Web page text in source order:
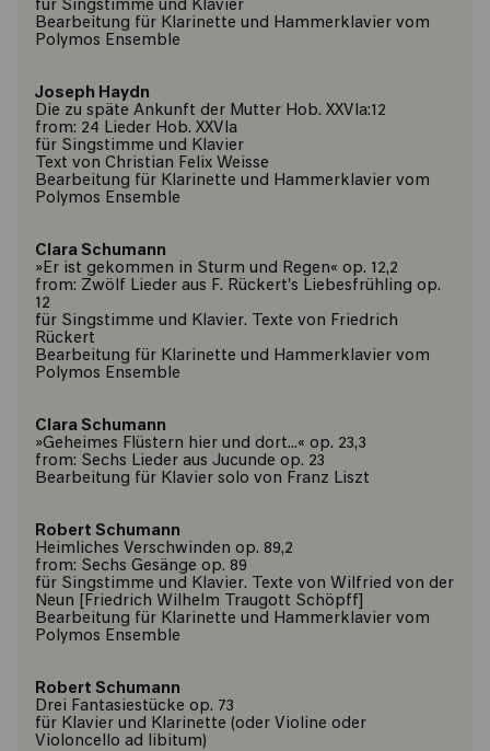
für Singstimme und Klavier
Bearbeitung für Klarinette und Hammerklavier vom
Polymos Ensemble
Joseph Haydn
Die zu späte Ankunft der Mutter Hob. XXVIa:12
from: 24 Lieder Hob. XXVIa
für Singstimme und Klavier
Text von Christian Felix Weisse
Bearbeitung für Klarinette und Hammerklavier vom
Polymos Ensemble
Clara Schumann
»Er ist gekommen in Sturm und Regen« op. 12,2
from: Zwölf Lieder aus F. Rückert’s Liebesfrühling op.
12
für Singstimme und Klavier. Texte von Friedrich
Rückert
Bearbeitung für Klarinette und Hammerklavier vom
Polymos Ensemble
Clara Schumann
»Geheimes Flüstern hier und dort...« op. 23,3
from: Sechs Lieder aus Jucunde op. 23
Bearbeitung für Klavier solo von Franz Liszt
Robert Schumann
Heimliches Verschwinden op. 89,2
from: Sechs Gesänge op. 89
für Singstimme und Klavier. Texte von Wilfried von der
Neun [Friedrich Wilhelm Traugott Schöpff]
Bearbeitung für Klarinette und Hammerklavier vom
Polymos Ensemble
Robert Schumann
Drei Fantasiestücke op. 73
für Klavier und Klarinette (oder Violine oder
Violoncello ad libitum)